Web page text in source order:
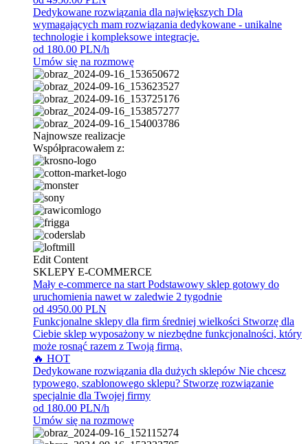
Dedykowane rozwiązania dla największych Dla
wymagających mam rozwiązania dedykowane - unikalne
technologie i kompleksowe integracje.
od 180.00 PLN/h
Umów się na rozmowę
Najnowsze realizacje
Współpracowałem z:
Edit Content
SKLEPY E-COMMERCE
Mały e-commerce na start Podstawowy sklep gotowy do
uruchomienia nawet w zaledwie 2 tygodnie
od 4950.00 PLN
Funkcjonalne sklepy dla firm średniej wielkości Stworzę dla
Ciebie sklep wyposażony w niezbędne funkcjonalności, który
może rosnąć razem z Twoją firmą.
🔥 HOT
Dedykowane rozwiązania dla dużych sklepów Nie chcesz
typowego, szablonowego sklepu? Stworzę rozwiązanie
specjalnie dla Twojej firmy
od 180.00 PLN/h
Umów się na rozmowę